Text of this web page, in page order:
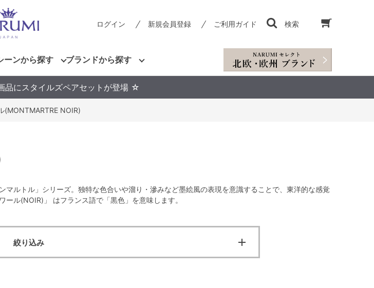
ログイン 新規会員登録 ご利用ガイド 検索
ーンから探す ブランドから探す
にスタイルズペアセットが登場 ☆
(MONTMARTRE NOIR)
ルトル」シリーズ。独特な色合いや溜り・滲みなど墨絵風の表現を意識することで、東洋的な感覚
ル(NOIR)」 はフランス語で「黒色」を意味します。
絞り込み